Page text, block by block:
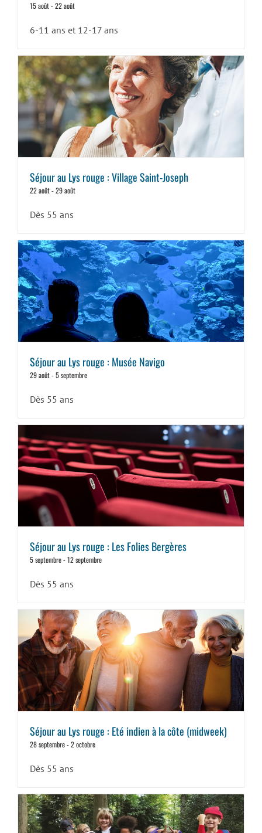
15 août-22 août
6-11 ans et 12-17 ans
Séjour au Lys rouge : Village Saint-Joseph
22 août-29 août
Dès 55 ans
Séjour au Lys rouge : Musée Navigo
29 août-5 septembre
Dès 55 ans
Séjour au Lys rouge : Les Folies Bergères
5 septembre-12 septembre
Dès 55 ans
Séjour au Lys rouge : Eté indien à la côte (midweek)
28 septembre-2 octobre
Dès 55 ans